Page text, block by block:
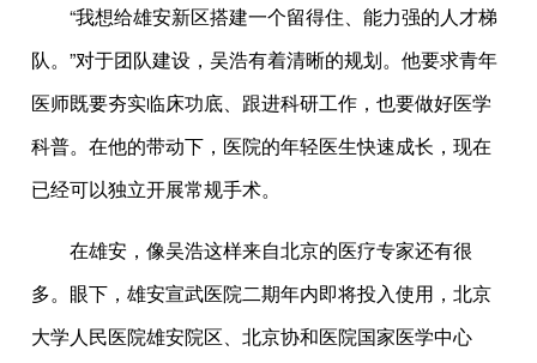
“我想给雄安新区搭建一个留得住、能力强的人才梯
队。”对于团队建设，吴浩有着清晰的规划。他要求青年
医师既要夯实临床功底、跟进科研工作，也要做好医学
科普。在他的带动下，医院的年轻医生快速成长，现在
已经可以独立开展常规手术。
在雄安，像吴浩这样来自北京的医疗专家还有很
多。眼下，雄安宣武医院二期年内即将投入使用，北京
大学人民医院雄安院区、北京协和医院国家医学中心